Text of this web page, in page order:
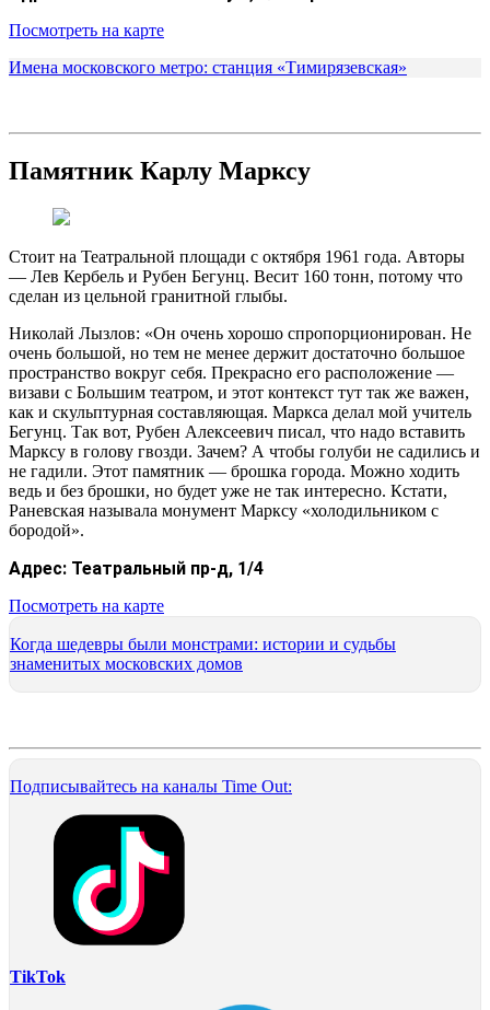
Посмотреть на карте
Имена московского метро: станция «Тимирязевская»
Памятник Карлу Марксу
Стоит на Театральной площади с октября 1961 года. Авторы
— Лев Кербель и Рубен Бегунц. Весит 160 тонн, потому что
сделан из цельной гранитной глыбы.
Николай Лызлов: «Он очень хорошо спропорционирован. Не
очень большой, но тем не менее держит достаточно большое
пространство вокруг себя. Прекрасно его расположение —
визави с Большим театром, и этот контекст тут так же важен,
как и скульптурная составляющая. Маркса делал мой учитель
Бегунц. Так вот, Рубен Алексеевич писал, что надо вставить
Марксу в голову гвозди. Зачем? А чтобы голуби не садились и
не гадили. Этот памятник — брошка города. Можно ходить
ведь и без брошки, но будет уже не так интересно. Кстати,
Раневская называла монумент Марксу «холодильником с
бородой».
Адрес: Театральный пр-д, 1/4
Посмотреть на карте
Когда шедевры были монстрами: истории и судьбы
знаменитых московских домов
Подписывайтесь на каналы Time Out:
TikTok